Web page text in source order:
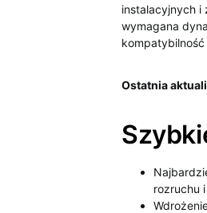
instalacyjnych i
wymagana
Ostatnia
rozruchu